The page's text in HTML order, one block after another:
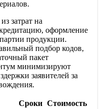
затрат на
оформление
продукции.
подбор кодов,
пакет
минимизируют
заявителей за
Сроки Стоимость